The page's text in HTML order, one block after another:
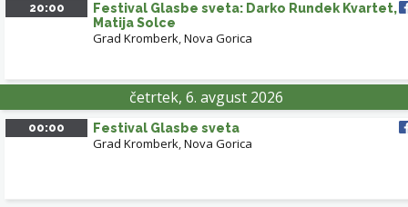
Leaflet| ©OpenStreetMapcontributors
20:00
Festival Glasbe sveta: Darko Rundek Kvartet,
Matija Solce
Grad Kromberk,Nova Gorica
četrtek, 6. avgust 2026
00:00 Festival Glasbe sveta
Grad Kromberk,Nova Gorica